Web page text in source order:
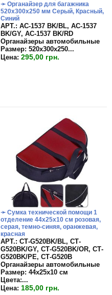
➛ Органайзер для багажника
520х300х250 мм Серый, Красный,
Синий
APT.: АС-1537 BK/BL, АС-1537
BK/GY, АС-1537 BK/RD
Органайзеры автомобильные
Размер: 520х300х250...
Цена: 295,00 грн.
➛ Сумка технической помощи 1
отделение 44х25х10 см розовая,
серая, темно-синяя, оранжевая,
красная
APT.: СТ-G520BK/BL, СТ-
G520BK/GY, СТ-G520BK/OR, СТ-
G520BK/PE, СТ-G520B
Органайзеры автомобильные
Размер: 44х25х10 см
Цвета:...
Цена: 185,00 грн.